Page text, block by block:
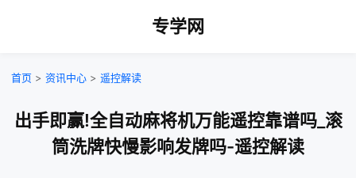
专学网
首页 > 资讯中心 > 遥控解读
出手即赢!全自动麻将机万能遥控靠谱吗_滚
筒洗牌快慢影响发牌吗-遥控解读